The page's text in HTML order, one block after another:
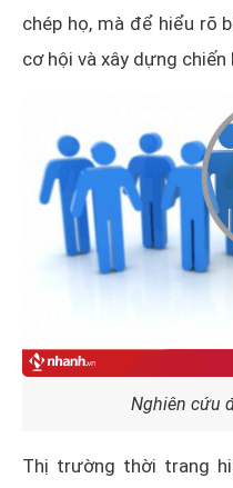
chép họ, mà để hiểu rõ
cơ hội và xây dựng
Nghiên cứu
Thị trường thời trang